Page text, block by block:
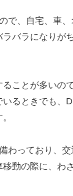
で、自宅、車
バラになりが
ことが多いの
るときでも、
わっており、
動の際に、わ